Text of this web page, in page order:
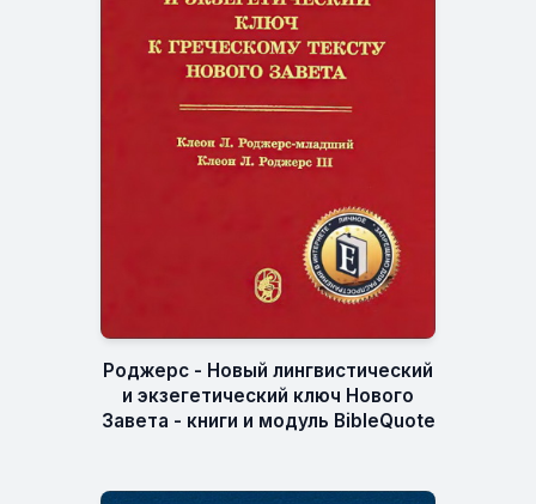
Роджерс - Новый лингвистический
и экзегетический ключ Нового
Завета - книги и модуль BibleQuote